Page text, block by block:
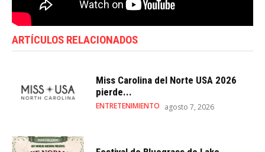
ARTÍCULOS RELACIONADOS
Miss Carolina del Norte USA 2026
pierde...
ENTRETENIMIENTO agosto 7, 2026